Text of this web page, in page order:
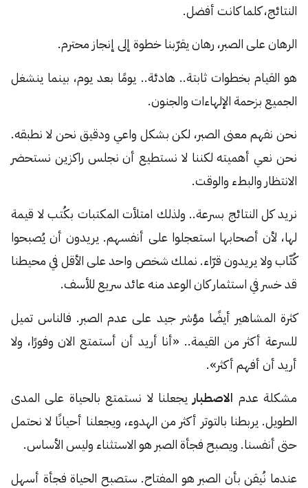
النتائج، كلما كانت أفضل.
الرهان على الصبر، رهان يقرّبنا خطوة إلى إنجاز محترم.
هو القيام بخطوات ثابتة.. هادئة.. يومًا بعد يوم، بينما ينشغل
الجميع بزحمة الإلهاءات والجنون.
نحن نفهم معنى الصبر، لكن بشكل واعي ودقيق نحن لا نطبقه.
نحن نعي أهميته لكننا لا نستطيع أن نجلس راكزين نستحضر
الانتظار والبطء والوقت.
نريد كل النتائج بسرعة.. ولذلك امتلأت المكتبات بكُتب لا قيمة
لها، لأن أصحابها استعجلوا على أنفسهم. يريدون أن يُصبحوا
كُتّاب ولا يريدون قرّاء. نملك شخص واحد على الأقل في محيطنا
قد خسر في استثمار كان الوعد منه عائد سريع للأسف.
كثرة المشاهير أيضًا مؤشر جيد على عدم الصبر. فالناس تميل
للسرعة أكثر من القيمة.. «أنا أريد أن أستمتع الان وفورًا، ولا
أريد أن أفهم أكثر».
مشكلة عدم الاصطبار يجعلنا لا نستمتع بالحياة على المدى
الطويل. يربطنا بالتوتر أكثر من الهدوء، ويجعلنا أحيانًا لا نحتمل
حتى أنفسنا. ويصبح فجأة الصبر هو الاستثناء وليس الأساس.
عندما نُيقن بأن الصبر هو المفتاح. ستصبح الحياة فجأة أسهل